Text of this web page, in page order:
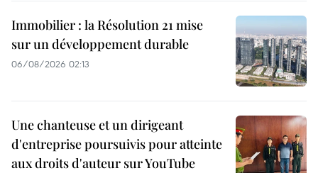
Immobilier : la Résolution 21 mise
sur un développement durable
06/08/2026 02:13
Une chanteuse et un dirigeant
d'entreprise poursuivis pour atteinte
aux droits d'auteur sur YouTube